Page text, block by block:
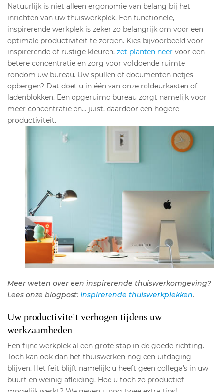
Natuurlijk is niet alleen ergonomie van belang bij het
inrichten van uw thuiswerkplek. Een functionele,
inspirerende werkplek is zeker zo belangrijk om voor een
optimale productiviteit te zorgen. Kies bijvoorbeeld voor
inspirerende of rustige kleuren, zet planten neer voor een
betere concentratie en zorg voor voldoende ruimte
rondom uw bureau. Uw spullen of documenten netjes
opbergen? Dat doet u in één van onze roldeurkasten of
ladenblokken. Een opgeruimd bureau zorgt namelijk voor
meer concentratie en… juist, daardoor een hogere
productiviteit.
Meer weten over een inspirerende thuiswerkomgeving?
Lees onze blogpost: Inspirerende thuiswerkplekken.
Uw productiviteit verhogen tijdens uw
werkzaamheden
Een fijne werkplek al een grote stap in de goede richting.
Toch kan ook dan het thuiswerken nog een uitdaging
blijven. Het feit blijft namelijk: u heeft geen collega’s in uw
buurt en weinig afleiding. Hoe u toch zo productief